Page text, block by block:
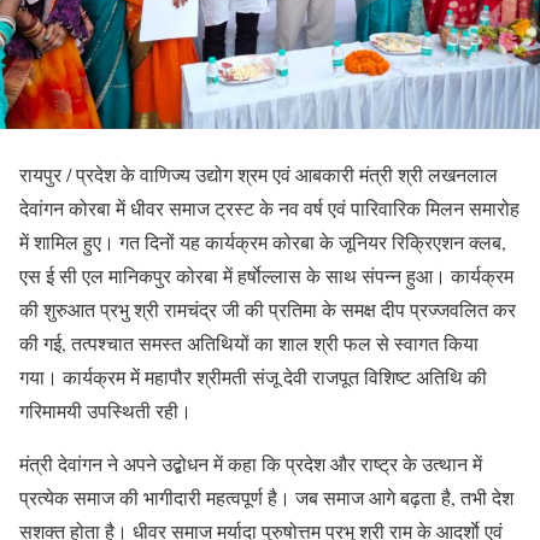
रायपुर / प्रदेश के वाणिज्य उद्योग श्रम एवं आबकारी मंत्री श्री लखनलाल
देवांगन कोरबा में धीवर समाज ट्रस्ट के नव वर्ष एवं पारिवारिक मिलन समारोह
में शामिल हुए। गत दिनों यह कार्यक्रम कोरबा के जूनियर रिक्रिएशन क्लब,
एस ई सी एल मानिकपुर कोरबा में हर्षाेल्लास के साथ संपन्न हुआ। कार्यक्रम
की शुरुआत प्रभु श्री रामचंद्र जी की प्रतिमा के समक्ष दीप प्रज्जवलित कर
की गई, तत्पश्चात समस्त अतिथियों का शाल श्री फल से स्वागत किया
गया। कार्यक्रम में महापौर श्रीमती संजू देवी राजपूत विशिष्ट अतिथि की
गरिमामयी उपस्थिती रही।
मंत्री देवांगन ने अपने उद्बोधन में कहा कि प्रदेश और राष्ट्र के उत्थान में
प्रत्येक समाज की भागीदारी महत्वपूर्ण है। जब समाज आगे बढ़ता है, तभी देश
सशक्त होता है। धीवर समाज मर्यादा पुरुषोत्तम प्रभु श्री राम के आदर्शाे एवं